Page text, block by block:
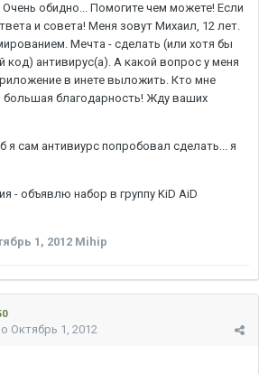
Очень обидно... Помогите чем можете! Если
и совета! Меня зовут Михаил, 12 лет.
Мечта - сделать (или хотя бы
код) антивирус(а). А какой вопрос у меня
в инете выложить. Кто мне
благодарность! Жду ваших
я сам антивиурс попробовал сделать... я
- объявлю набор в группу KiD AiD
1, 2012 Mihip
Октябрь 1, 2012